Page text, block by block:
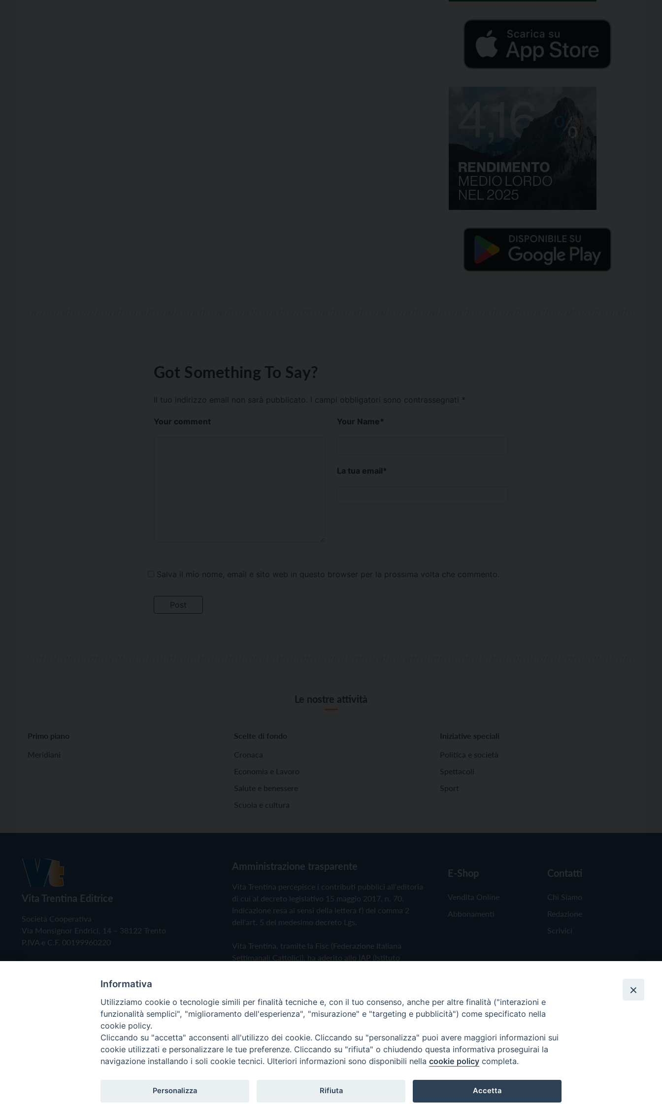
Got Something To Say?
Il tuo indirizzo email non sarà pubblicato. I campi obbligatori sono contrassegnati *
Your comment Your Name*
La tua email*
Salva il mio nome, email e sito web in questo browser per la prossima volta che commento.
Le nostre attività
Primo piano
Meridiani
Scelte di fondo
Cronaca
Economia e Lavoro
Salute e benessere
Scuola e cultura
Iniziative speciali
Politica e società
Spettacoli
Sport
Vita Trentina Editrice
Società Cooperativa
Via Monsignor Endrici, 14 – 38122 Trento
P.IVA e C.F. 00199960220
Amministrazione trasparente
Vita Trentina percepisce i contributi pubblici all'editoria
di cui al decreto legislativo 15 maggio 2017, n. 70.
Indicazione resa ai sensi della lettera f) del comma 2
dell'art. 5 del medesimo decreto Lgs.
Vita Trentina, tramite la Fisc (Federazione Italiana
Settimanali Cattolici), ha aderito allo IAP (Istituto
Privacy Policy Cookie Policy
E-Shop
Vendita Online
Abbonamenti
Contatti
Chi Siamo
Redazione
Scrivici
Copyright © 2019 - Tutti i diritti riservati - Vita Trentina Editrice
Informativa
Utilizziamo cookie o tecnologie simili per finalità tecniche e, con il tuo consenso, anche per altre finalità ("interazioni e
funzionalità semplici", "miglioramento dell'esperienza", "misurazione" e "targeting e pubblicità") come specificato nella
cookie policy.
Cliccando su "accetta" acconsenti all'utilizzo dei cookie. Cliccando su "personalizza" puoi avere maggiori informazioni sui
cookie utilizzati e personalizzare le tue preferenze. Cliccando su "rifiuta" o chiudendo questa informativa proseguirai la
navigazione installando i soli cookie tecnici. Ulteriori informazioni sono disponibili nella cookie policy completa.
Personalizza Rifiuta Accetta